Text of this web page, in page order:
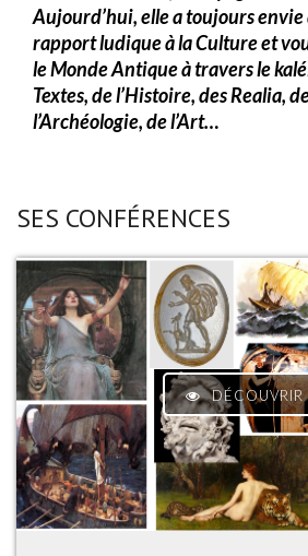
Aujourd’hui, elle a toujours
rapport ludique à la Culture et
le Monde Antique à travers le
Textes, de l’Histoire, des Realia,
l’Archéologie, de l’Art…
SES CONFÉRENCES
DÉCOUVRIR